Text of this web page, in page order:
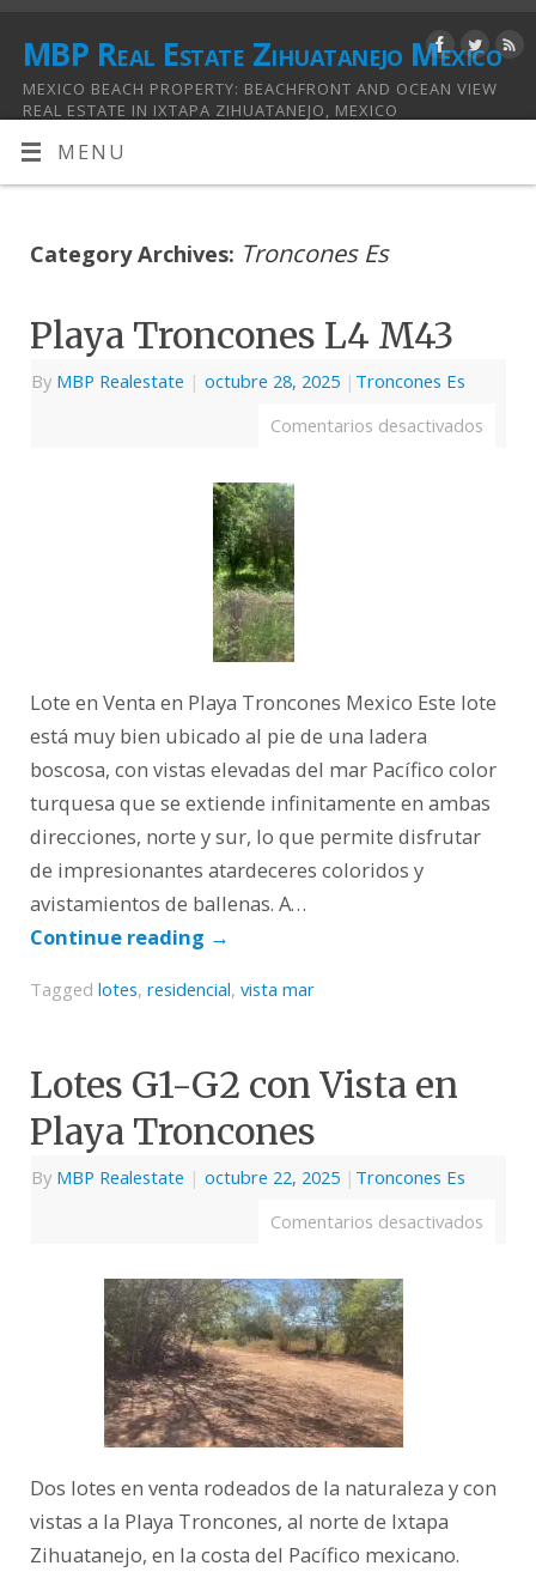
MBP Real Estate Zihuatanejo Mexico
MEXICO BEACH PROPERTY: BEACHFRONT AND OCEAN VIEW
REAL ESTATE IN IXTAPA ZIHUATANEJO, MEXICO
MENU
Category Archives: Troncones Es
Playa Troncones L4 M43
By MBP Realestate | octubre 28, 2025 | Troncones Es
Comentarios desactivados
Lote en Venta en Playa Troncones Mexico Este lote
está muy bien ubicado al pie de una ladera
boscosa, con vistas elevadas del mar Pacífico color
turquesa que se extiende infinitamente en ambas
direcciones, norte y sur, lo que permite disfrutar
de impresionantes atardeceres coloridos y
avistamientos de ballenas. A…
Continue reading →
Tagged lotes, residencial, vista mar
Lotes G1-G2 con Vista en
Playa Troncones
By MBP Realestate | octubre 22, 2025 | Troncones Es
Comentarios desactivados
Dos lotes en venta rodeados de la naturaleza y con
vistas a la Playa Troncones, al norte de Ixtapa
Zihuatanejo, en la costa del Pacífico mexicano.